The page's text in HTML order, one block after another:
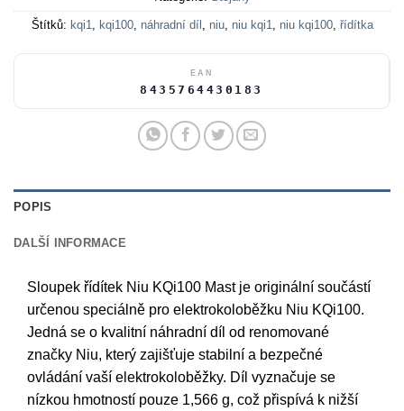
Štítků: kqi1, kqi100, náhradní díl , niu, niu kqi1, niu kqi100, řídítka
EAN
8435764430183
POPIS
DALŠÍ INFORMACE
Sloupek řídítek Niu KQi100 Mast je originální součástí
určenou speciálně pro elektrokoloběžku Niu KQi100.
Jedná se o kvalitní náhradní díl od renomované
značky Niu, který zajišťuje stabilní a bezpečné
ovládání vaší elektrokoloběžky. Díl vyznačuje se
nízkou hmotností pouze 1,566 g, což přispívá k nižší